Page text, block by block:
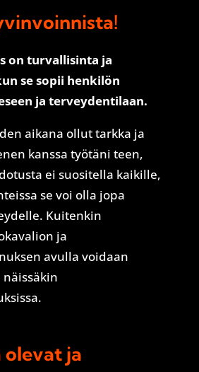
on turvallisinta ja
se sopii henkilön
ja terveydentilaan.
aikana ollut tarkka ja
kanssa työtäni teen,
ei suositella kaikille,
se voi olla jopa
Kuitenkin
ja
avulla voidaan
olevat ja